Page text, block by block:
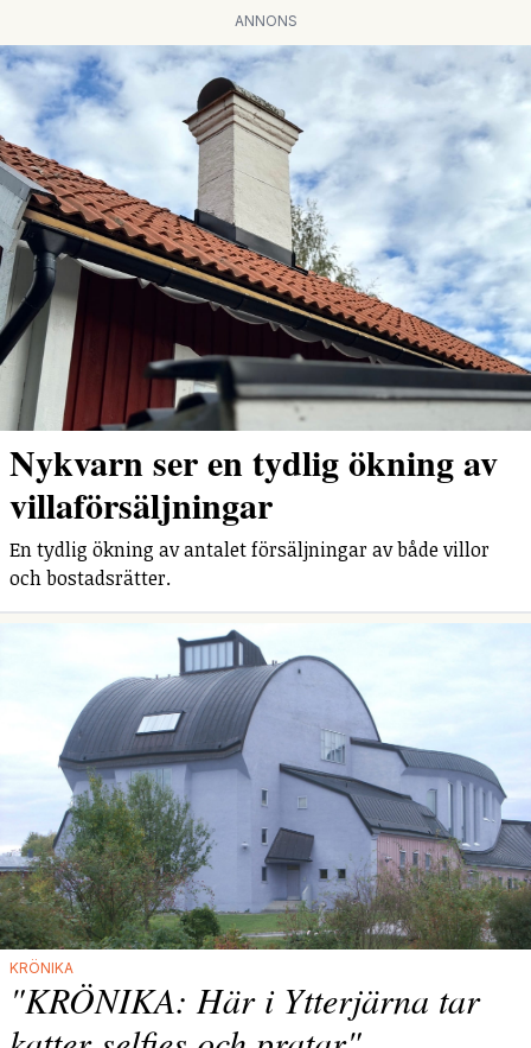
ANNONS
Nykvarn ser en tydlig ökning av
villaförsäljningar
En tydlig ökning av antalet försäljningar av både villor
och bostadsrätter.
KRÖNIKA
"KRÖNIKA: Här i Ytterjärna tar